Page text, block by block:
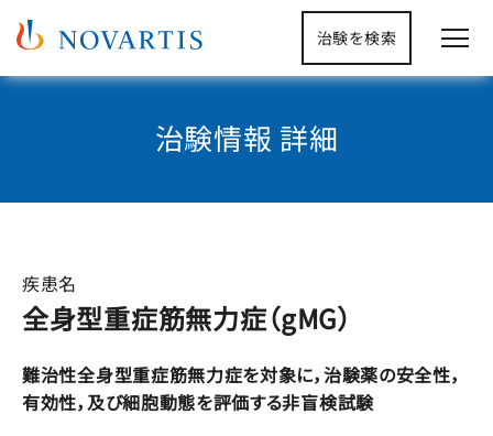
治験を検索
治験情報 詳細
疾患名
全身型重症筋無力症（gMG）
難治性全身型重症筋無力症を対象に，治験薬の安全性，
有効性，及び細胞動態を評価する非盲検試験